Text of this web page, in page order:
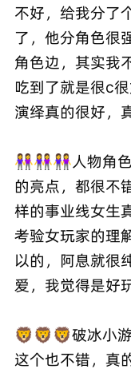
不好，给我分了
了，他分角色很
角色边，其实我
吃到了就是很c
演绎真的很好，
👭👭👭人物角色
的亮点，都很不
样的事业线女生
考验女玩家的理
以的，阿息就很
爱，我觉得是好
🦁🦁🦁破冰小游
这个也不错，真